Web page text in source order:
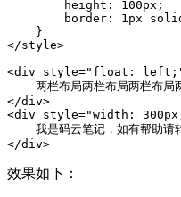
        height: 100px;
border: 1px
    }
</style>
<div style="float:
两栏布局两栏布局两栏布局
</div>
<div style="width:
我是码云笔记，如有帮助请
</div>
效果如下：